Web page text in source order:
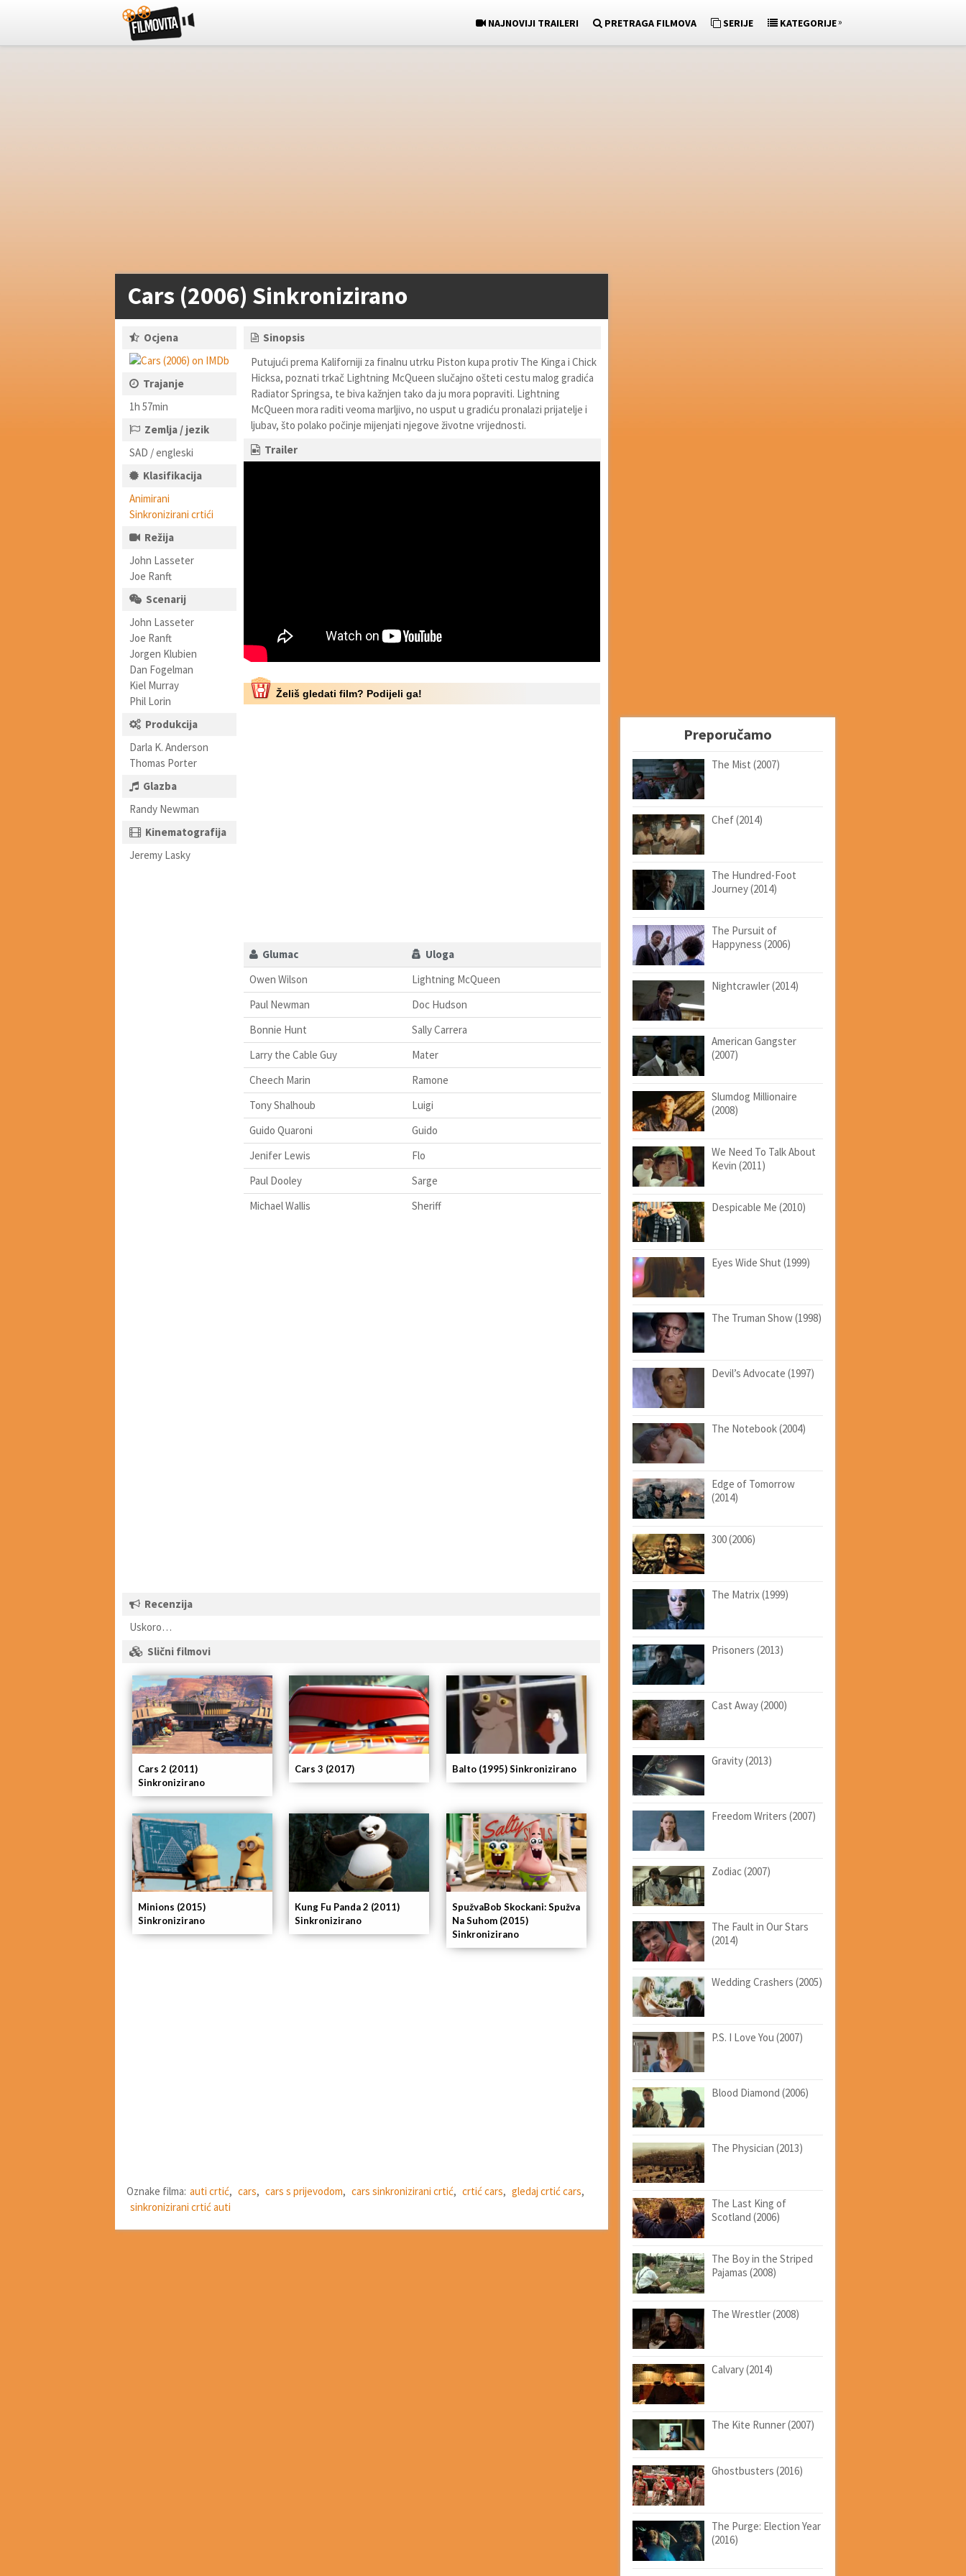
NAJNOVIJI TRAILERI PRETRAGA FILMOVA SERIJE KATEGORIJE»
Cars (2006) Sinkronizirano
Ocjena
Trajanje
1h 57min
Zemlja / jezik
SAD / engleski
Klasifikacija
Animirani
Sinkronizirani crtići
Režija
John Lasseter
Joe Ranft
Scenarij
John Lasseter
Joe Ranft
Jorgen Klubien
Dan Fogelman
Kiel Murray
Phil Lorin
Produkcija
Darla K. Anderson
Thomas Porter
Glazba
Randy Newman
Kinematografija
Jeremy Lasky
Sinopsis
Putujući prema Kaliforniji za finalnu utrku Piston kupa protiv The Kinga i Chick
Hicksa, poznati trkač Lightning McQueen slučajno ošteti cestu malog gradića
Radiator Springsa, te biva kažnjen tako da ju mora popraviti. Lightning
McQueen mora raditi veoma marljivo, no usput u gradiću pronalazi prijatelje i
ljubav, što polako počinje mijenjati njegove životne vrijednosti.
Trailer
Želiš gledati film? Podijeli ga!
Glumac
Uloga
Owen Wilson
Lightning McQueen
Paul Newman
Doc Hudson
Bonnie Hunt
Sally Carrera
Larry the Cable Guy
Mater
Cheech Marin
Ramone
Tony Shalhoub
Luigi
Guido Quaroni
Guido
Jenifer Lewis
Flo
Paul Dooley
Sarge
Michael Wallis
Sheriff
Recenzija
Uskoro…
Slični filmovi
Cars 3 (2017)
Cars 2 (2011)
Sinkronizirano
SpužvaBob Skockani: Spužva
Na Suhom (2015)
Sinkronizirano
Kung Fu Panda 2 (2011)
Sinkronizirano
Minions (2015)
Sinkronizirano
Balto (1995) Sinkronizirano
Oznake filma: auti crtić, cars, cars s prijevodom, cars sinkronizirani crtić, crtić cars, gledaj crtić cars,
sinkronizirani crtić auti
Preporučamo
The Mist (2007)
Chef (2014)
The Hundred-Foot
Journey (2014)
The Pursuit of
Happyness (2006)
Nightcrawler (2014)
American Gangster
(2007)
Slumdog Millionaire
(2008)
We Need To Talk About
Kevin (2011)
Despicable Me (2010)
Eyes Wide Shut (1999)
The Truman Show (1998)
Devil’s Advocate (1997)
The Notebook (2004)
Edge of Tomorrow
(2014)
300 (2006)
The Matrix (1999)
Prisoners (2013)
Cast Away (2000)
Gravity (2013)
Freedom Writers (2007)
Zodiac (2007)
The Fault in Our Stars
(2014)
Wedding Crashers (2005)
P.S. I Love You (2007)
Blood Diamond (2006)
The Physician (2013)
The Last King of
Scotland (2006)
The Boy in the Striped
Pajamas (2008)
The Wrestler (2008)
Calvary (2014)
The Kite Runner (2007)
Ghostbusters (2016)
The Purge: Election Year
(2016)